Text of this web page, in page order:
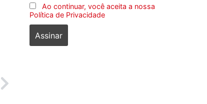
Ao continuar, você aceita a nossa
Política de Privacidade